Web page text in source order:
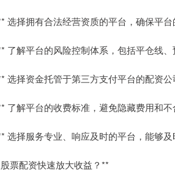
选择拥有合法经营资质的平台，确保平台
了解平台的风险控制体系，包括平仓线
选择资金托管于第三方支付平台的配资公
了解平台的收费标准，避免隐藏费用和不
选择服务专业、响应及时的平台，能够及
票配资快速放大收益？**